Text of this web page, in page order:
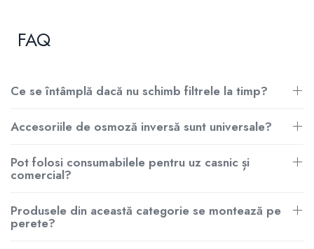
FAQ
Ce se întâmplă dacă nu schimb filtrele la timp?
Accesoriile de osmoză inversă sunt universale?
Pot folosi consumabilele pentru uz casnic și
comercial?
Produsele din această categorie se montează pe
perete?